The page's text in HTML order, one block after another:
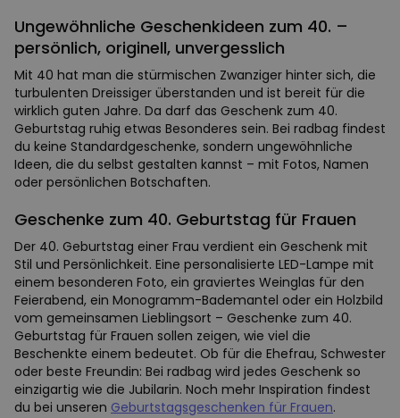
Ungewöhnliche Geschenkideen zum 40. –
persönlich, originell, unvergesslich
Mit 40 hat man die stürmischen Zwanziger hinter sich, die
turbulenten Dreissiger überstanden und ist bereit für die
wirklich guten Jahre. Da darf das Geschenk zum 40.
Geburtstag ruhig etwas Besonderes sein. Bei radbag findest
du keine Standardgeschenke, sondern ungewöhnliche
Ideen, die du selbst gestalten kannst – mit Fotos, Namen
oder persönlichen Botschaften.
Geschenke zum 40. Geburtstag für Frauen
Der 40. Geburtstag einer Frau verdient ein Geschenk mit
Stil und Persönlichkeit. Eine personalisierte LED-Lampe mit
einem besonderen Foto, ein graviertes Weinglas für den
Feierabend, ein Monogramm-Bademantel oder ein Holzbild
vom gemeinsamen Lieblingsort – Geschenke zum 40.
Geburtstag für Frauen sollen zeigen, wie viel die
Beschenkte einem bedeutet. Ob für die Ehefrau, Schwester
oder beste Freundin: Bei radbag wird jedes Geschenk so
einzigartig wie die Jubilarin. Noch mehr Inspiration findest
du bei unseren Geburtstagsgeschenken für Frauen.